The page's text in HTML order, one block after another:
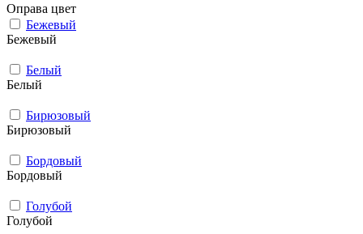
Оправа цвет
Бежевый
Бежевый
Белый
Белый
Бирюзовый
Бирюзовый
Бордовый
Бордовый
Голубой
Голубой